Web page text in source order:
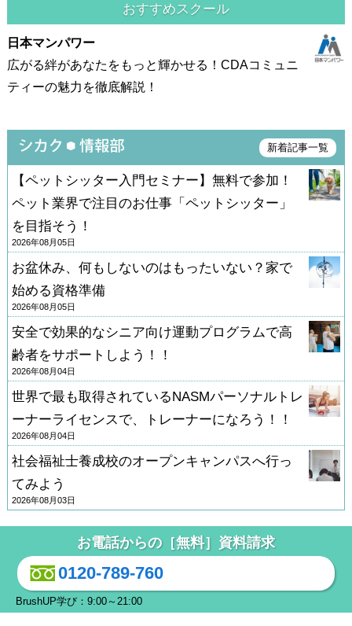
おすすめスクール
日本マンパワー
広がる絆があなたをもっと輝かせる！CDAコミュニ
ティーの魅力を徹底解説！
新着記事一覧
【ペットシッター入門セミナー】無料で参加！
ペット業界で注目のお仕事「ペットシッター」
を目指そう！
2026年08月05日
お盆休み、何もしないのはもったいない？家で
始める資格準備
2026年08月05日
安全で効果的なシニア向け運動プログラムで高
齢者をサポートしよう！！
2026年08月04日
世界で最も取得されているNASMパーソナルトレ
ーナーライセンスで、トレーナーになろう！！
2026年08月04日
社会福祉士養成校のオープンキャンパスへ行っ
てみよう
2026年08月03日
お電話からの［無料］資料請求
0120-789-760
BrushUP学び：9:00～21:00